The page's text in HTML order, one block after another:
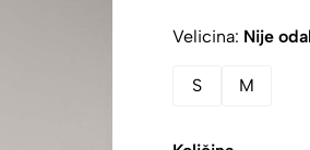
Velicina: Nije
S M